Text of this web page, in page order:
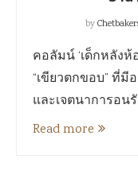
by
คอลัมน์ ‘เด็กหลัง
“เขียวตกขอบ” ที่มี
และเจตนาการอน
Read more